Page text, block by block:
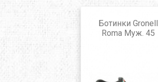
Ботинки Gronell
Roma Муж. 45